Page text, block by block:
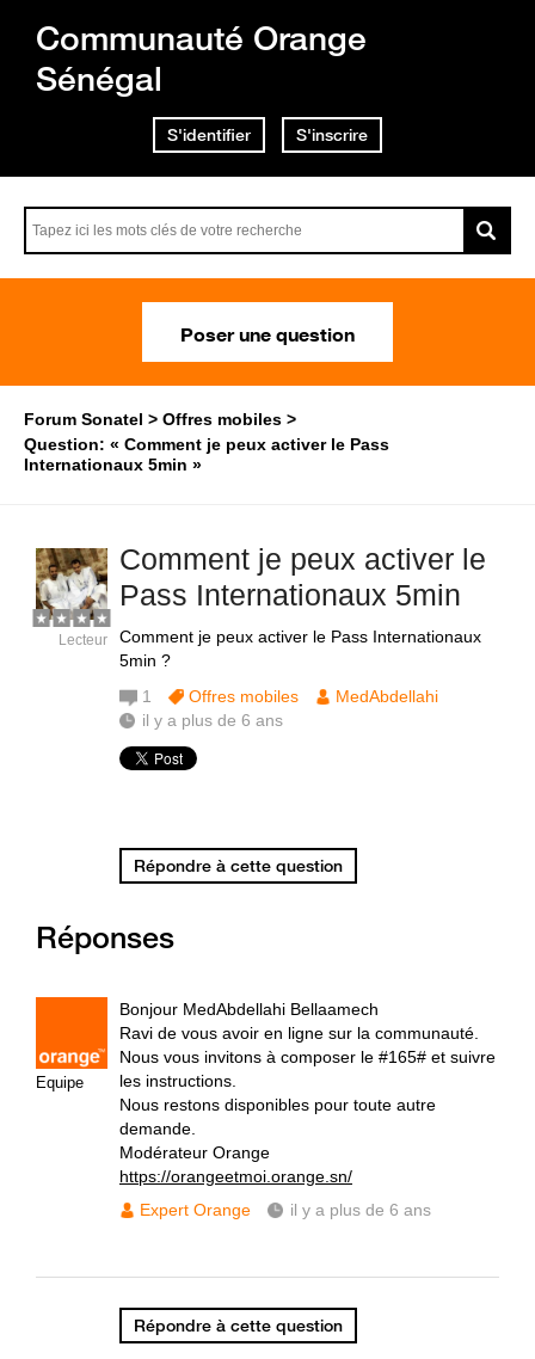
Communauté Orange
Sénégal
S'identifier S'inscrire
Poser une question
Forum Sonatel
Offres mobiles
Question: « Comment je peux activer le Pass
Internationaux 5min »
Comment je peux activer le
Pass Internationaux 5min
Comment je peux activer le Pass Internationaux
5min ?
Lecteur
1 Offres mobiles
MedAbdellahi
il y a plus de 6 ans
Répondre à cette question
Réponses
Equipe
Bonjour MedAbdellahi Bellaamech
Ravi de vous avoir en ligne sur la communauté.
Nous vous invitons à composer le #165# et suivre
les instructions.
Nous restons disponibles pour toute autre
demande.
Modérateur Orange
https://orangeetmoi.orange.sn/
Expert Orange
il y a plus de 6 ans
Répondre à cette question